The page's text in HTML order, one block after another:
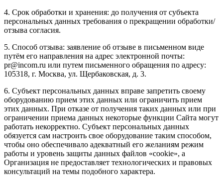
4. Срок обработки и хранения: до получения от субъекта
персональных данных требования о прекращении обработки/
отзыва согласия.
5. Способ отзыва: заявление об отзыве в письменном виде
путём его направления на адрес электронной почты:
pr@incom.ru или путем письменного обращения по адресу:
105318, г. Москва, ул. Щербаковская, д. 3.
6. Субъект персональных данных вправе запретить своему
оборудованию прием этих данных или ограничить прием
этих данных. При отказе от получения таких данных или при
ограничении приема данных некоторые функции Сайта могут
работать некорректно. Субъект персональных данных
обязуется сам настроить свое оборудование таким способом,
чтобы оно обеспечивало адекватный его желаниям режим
работы и уровень защиты данных файлов «cookie», а
Организация не предоставляет технологических и правовых
консультаций на темы подобного характера.